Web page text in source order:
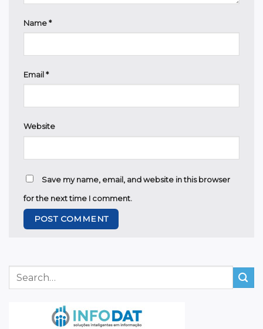
Name *
Email *
Website
Save my name, email, and website in this browser
for the next time I comment.